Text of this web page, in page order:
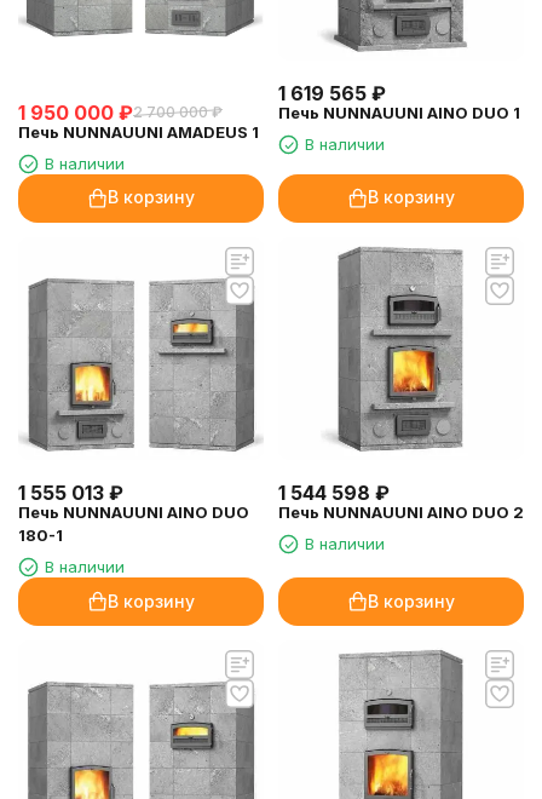
1 950 000 ₽2 700 000 ₽
Печь NUNNAUUNI AMADEUS 1
В наличии
В корзину
1 619 565 ₽
Печь NUNNAUUNI AINO DUO 1
В наличии
В корзину
1 555 013 ₽
Печь NUNNAUUNI AINO DUO
180-1
В наличии
В корзину
1 544 598 ₽
Печь NUNNAUUNI AINO DUO 2
В наличии
В корзину